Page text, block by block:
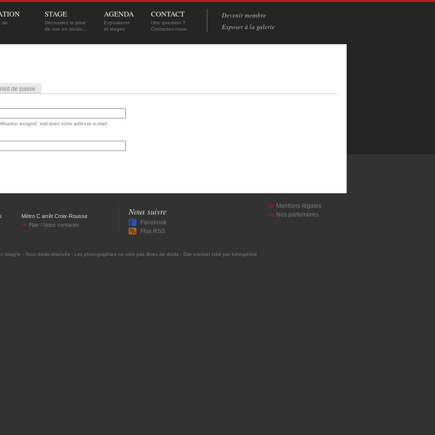
de
STAGE
Découvrez la prise
de vue en studio...
AGENDA
Expositions
et stages
CONTACT
Une question ?
Contactez-nous.
Devenir membre
Exposer à la galerie
de passe
assigné, soit avec votre adresse e-mail.
Métro C arrêt Croix-Rousse
Plan / Nous contacter
Nous suivre
Facebook
Flux RSS
Mentions légales
Nos partenaires
Imag'in - Tous droits réservés - Les photographies ne sont pas libres de droits - Site internet créé par Kinesphère